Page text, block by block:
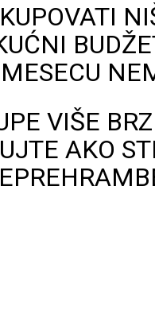
VIŠE
AKO